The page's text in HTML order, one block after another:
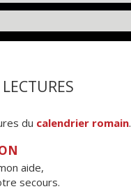
du calendrier romain.
aide,
secours.